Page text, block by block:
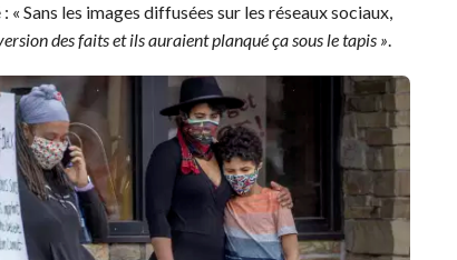
Sans les images diffusées sur les réseaux sociaux,
des faits et ils auraient planqué ça sous le tapis ».